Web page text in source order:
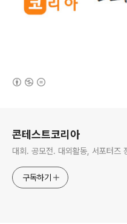
콘테스트코리아
대회. 공모전. 대외활동, 서포터즈
구독하기